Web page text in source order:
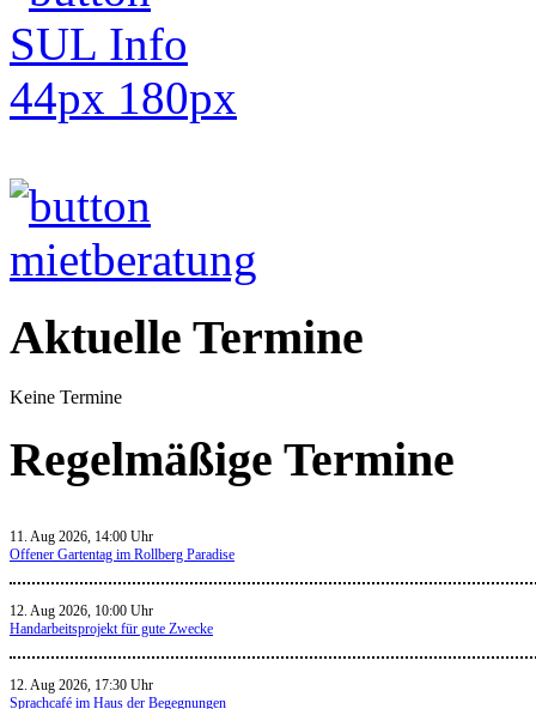
Aktuelle Termine
Keine Termine
Regelmäßige Termine
11. Aug 2026, 14:00 Uhr
Offener Gartentag im Rollberg Paradise
12. Aug 2026, 10:00 Uhr
Handarbeitsprojekt für gute Zwecke
12. Aug 2026, 17:30 Uhr
Sprachcafé im Haus der Begegnungen